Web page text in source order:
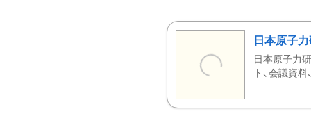
日本原子
日本原子力
ト、会議資